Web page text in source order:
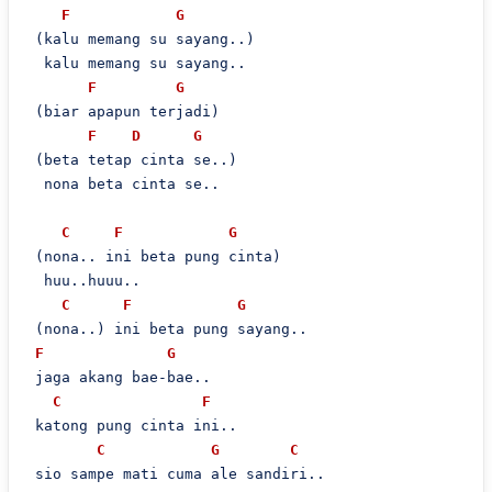
F
G
(kalu memang su sayang..)
  kalu memang su sayang..
F
G
(biar apapun terjadi)
F
D
G
(beta tetap cinta se..)
  nona beta cinta se..
C F
G
(nona.. ini beta pung cinta)
  huu..huuu..
C
F
G
(nona..) ini beta pung sayang..
F
G
jaga akang bae-bae..
C
F
katong pung cinta ini..
C
G
C
sio sampe mati cuma ale sandiri..